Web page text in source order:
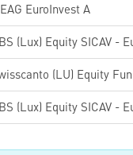
EuroInvest A